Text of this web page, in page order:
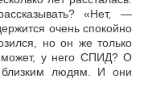
«Нет, —
очень спокойно
но он же только
может, у него СПИД? О
близким людям. И они